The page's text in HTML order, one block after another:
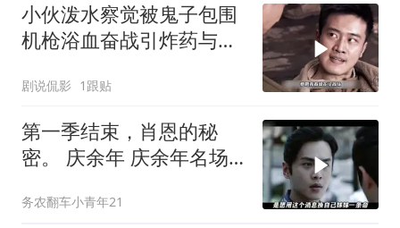
小伙泼水察觉被鬼子包围
机枪浴血奋战引炸药与敌
剧说侃影 1跟贴
第一季结束，肖恩的秘
密。 庆余年 庆余年名场
务农翻车小青年21